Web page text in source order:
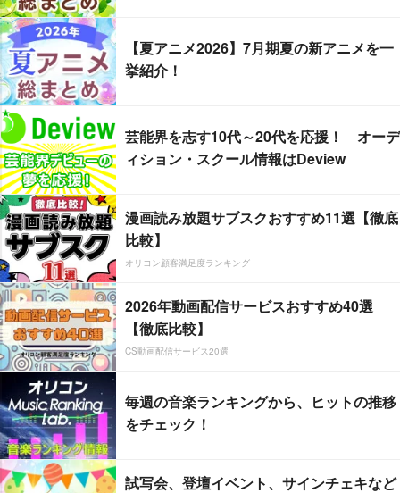
【夏アニメ2026】7月期夏の新アニメを一
挙紹介！
芸能界を志す10代～20代を応援！ オーデ
ィション・スクール情報はDeview
漫画読み放題サブスクおすすめ11選【徹底
比較】
オリコン顧客満足度ランキング
2026年動画配信サービスおすすめ40選
【徹底比較】
CS動画配信サービス20選
毎週の音楽ランキングから、ヒットの推移
をチェック！
試写会、登壇イベント、サインチェキなど